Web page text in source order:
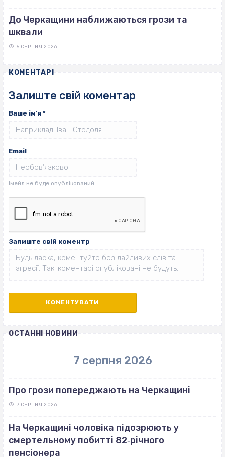
До Черкащини наближаються грози та
шквали
5 СЕРПНЯ 2026
КОМЕНТАРІ
Залиште свій коментар
Ваше ім'я *
Email
Залиште свій коментр
ОСТАННІ НОВИНИ
7 серпня 2026
Про грози попереджають на Черкащині
7 СЕРПНЯ 2026
На Черкащині чоловіка підозрюють у
смертельному побитті 82‐річного
пенсіонера